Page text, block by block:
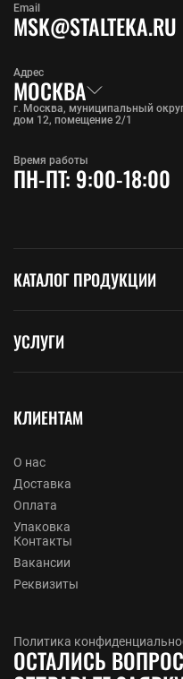
Адрес
МОСКВА
г. Москва, муниципальный
дом 12, помещение 2/1
Email
MSK@STALTEKA.RU
Время работы
ПН-ПТ: 9:00-18:00
КАТАЛОГ ПРОДУКЦИИ
УСЛУГИ
КЛИЕНТАМ
О нас
Доставка
Оплата
Упаковка
Контакты
Вакансии
Реквизиты
Политика
ОСТАЛИСЬ